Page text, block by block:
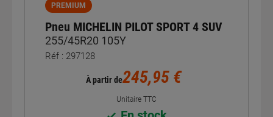
PREMIUM
Pneu MICHELIN PILOT SPORT 4 SUV
255/45R20 105Y
Réf : 297128
À partir de245,95 €
Unitaire TTC